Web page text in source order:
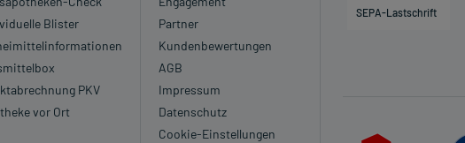
Blister
PKV
vor Ort
Partner
Kundenbewertungen
AGB
Impressum
Datenschutz
Cookie-Einstellungen
SEPA-Lastschrift